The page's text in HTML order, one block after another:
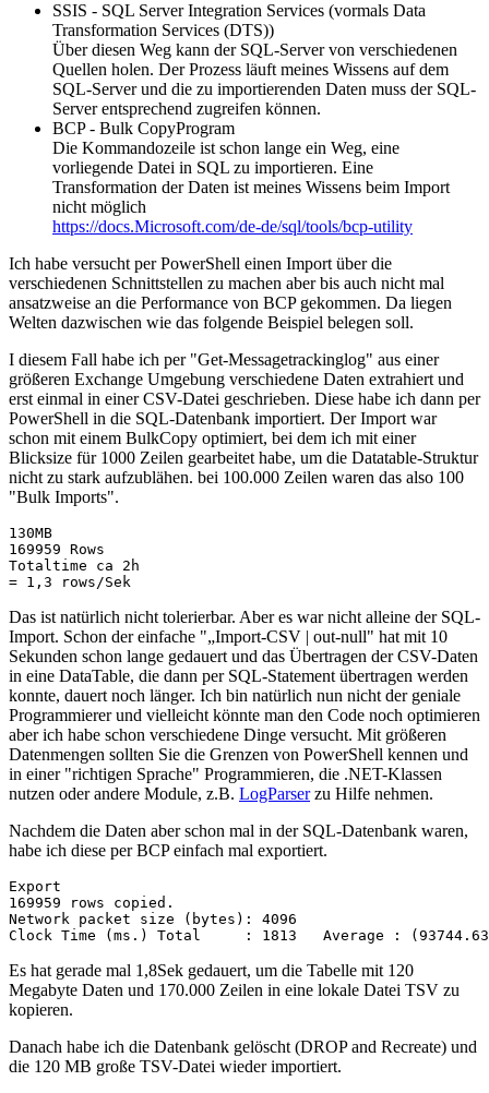
SSIS - SQL Server Integration Services (vormals Data
Transformation Services (DTS))
Über diesen Weg kann der SQL-Server von verschiedenen
Quellen holen. Der Prozess läuft meines Wissens auf dem
SQL-Server und die zu importierenden Daten muss der SQL-
Server entsprechend zugreifen können.
BCP - Bulk CopyProgram
Die Kommandozeile ist schon lange ein Weg, eine
vorliegende Datei in SQL zu importieren. Eine
Transformation der Daten ist meines Wissens beim Import
nicht möglich
https://docs.Microsoft.com/de-de/sql/tools/bcp-utility
Ich habe versucht per PowerShell einen Import über die
verschiedenen Schnittstellen zu machen aber bis auch nicht mal
ansatzweise an die Performance von BCP gekommen. Da liegen
Welten dazwischen wie das folgende Beispiel belegen soll.
I diesem Fall habe ich per "Get-Messagetrackinglog" aus einer
größeren Exchange Umgebung verschiedene Daten extrahiert und
erst einmal in einer CSV-Datei geschrieben. Diese habe ich dann per
PowerShell in die SQL-Datenbank importiert. Der Import war
schon mit einem BulkCopy optimiert, bei dem ich mit einer
Blicksize für 1000 Zeilen gearbeitet habe, um die Datatable-Struktur
nicht zu stark aufzublähen. bei 100.000 Zeilen waren das also 100
"Bulk Imports".
130MB
169959 Rows
Totaltime ca 2h
= 1,3 rows/Sek
Das ist natürlich nicht tolerierbar. Aber es war nicht alleine der SQL-
Import. Schon der einfache "„Import-CSV | out-null" hat mit 10
Sekunden schon lange gedauert und das Übertragen der CSV-Daten
in eine DataTable, die dann per SQL-Statement übertragen werden
konnte, dauert noch länger. Ich bin natürlich nun nicht der geniale
Programmierer und vielleicht könnte man den Code noch optimieren
aber ich habe schon verschiedene Dinge versucht. Mit größeren
Datenmengen sollten Sie die Grenzen von PowerShell kennen und
in einer "richtigen Sprache" Programmieren, die .NET-Klassen
nutzen oder andere Module, z.B. LogParserzu Hilfe nehmen.
Nachdem die Daten aber schon mal in der SQL-Datenbank waren,
habe ich diese per BCP einfach mal exportiert.
Export
169959 rows copied.
Network packet size (bytes): 4096
Clock Time (ms.) Total     : 1813   Average :
Es hat gerade mal 1,8Sek gedauert, um die Tabelle mit 120
Megabyte Daten und 170.000 Zeilen in eine lokale Datei TSV zu
kopieren.
Danach habe ich die Datenbank gelöscht (DROP and Recreate) und
die 120 MB große TSV-Datei wieder importiert.